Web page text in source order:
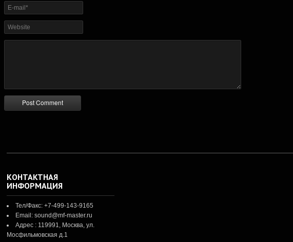
КОНТАКТНАЯ
ИНФОРМАЦИЯ
Тел/Факс: +7-499-143-9165
Email: sound@mf-master.ru
Адрес : 119991, Москва, ул.
Мосфильмовская д.1